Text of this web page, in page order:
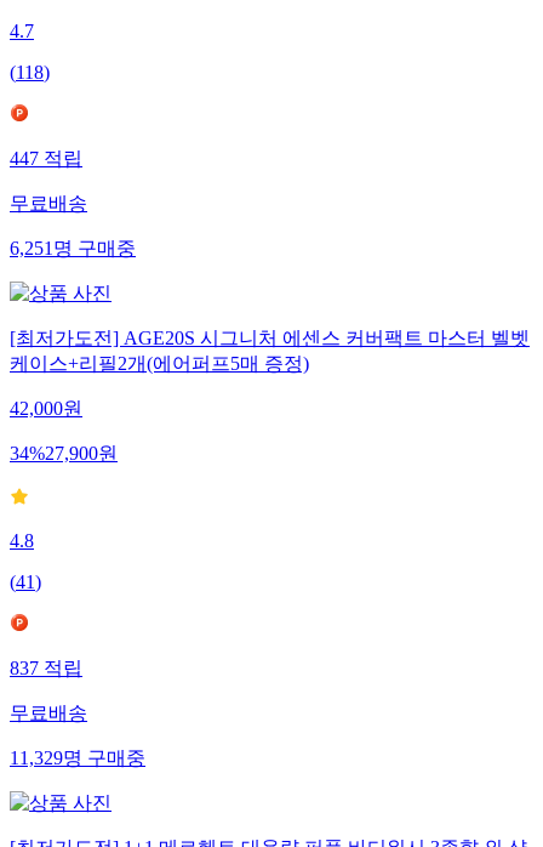
4.7
(118)
447적립
무료배송
6,251명구매중
[최저가도전] AGE20S 시그니처 에센스 커버팩트 마스터 벨벳
케이스+리필2개(에어퍼프5매 증정)
42,000원
34%27,900원
4.8
(41)
837적립
무료배송
11,329명구매중